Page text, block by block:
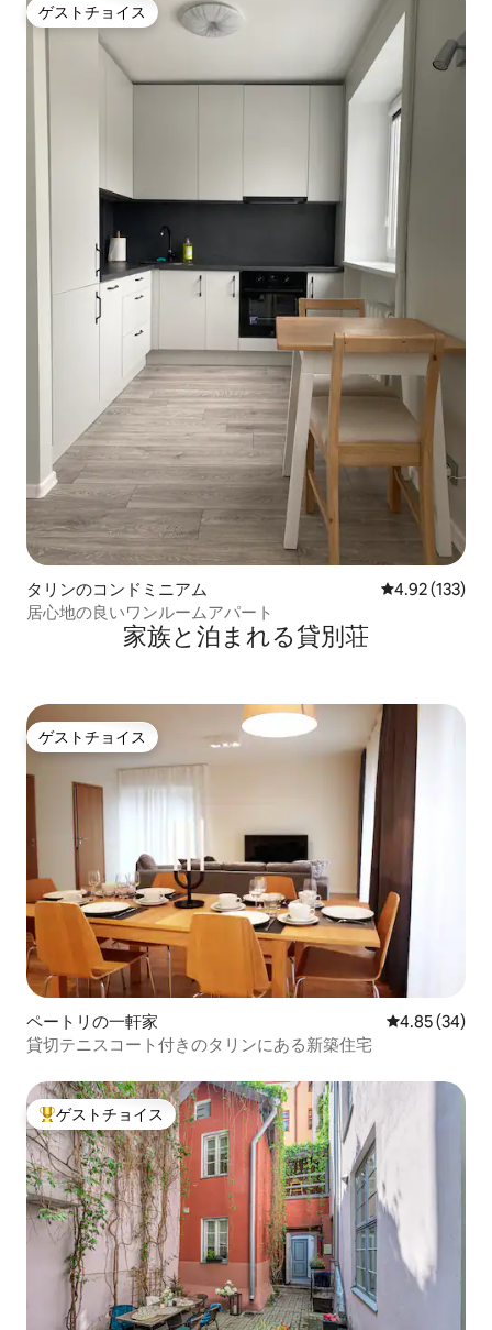
ゲストチョイス
ゲストチョイス
タリンのコンドミニアム レビュー133
4.92 (133)
居心地の良いワンルームアパート
家族と泊まれる貸別荘
ゲストチョイス
ゲストチョイス
ペートリの一軒家 レビュー34
4.85 (34)
貸切テニスコート付きのタリンにある新築住宅
大好評のゲストチョイスです。
ゲストチョイス